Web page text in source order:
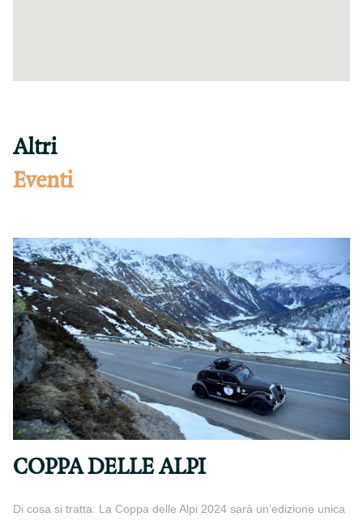
Altri
Eventi
COPPA DELLE ALPI
Di cosa si tratta: La Coppa delle Alpi 2024 sarà un’edizione unica